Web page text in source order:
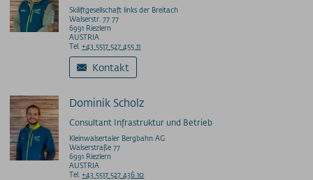
Skiliftgesellschaft links der Breitach
Walserstr. 77 77
6991 Riezlern
AUSTRIA
Tel.+43 5517 527 455 11
Kontakt
Dominik Scholz
Consultant Infrastruktur und Betrieb
Kleinwalsertaler Bergbahn AG
Walserstraße 77
6991 Riezlern
AUSTRIA
Tel.+43 5517 527 436 10